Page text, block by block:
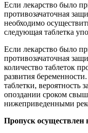
Если лекарство было
противозачаточная
необходимо
следующая таблетка
Если лекарство было
противозачаточная
количество таблеток
развития
таблетки, вероятность
опоздании сроком
нижеприведенными
Пропуск осуществлен